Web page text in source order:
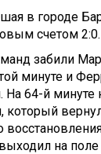
в городе
счетом 2:0.
забили
минуте и
На 64-й минуте
который
на поле